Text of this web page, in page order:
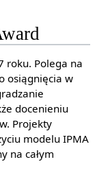
roku. Polega na
osiągnięcia w
docenieniu
Projekty
modelu IPMA
na całym